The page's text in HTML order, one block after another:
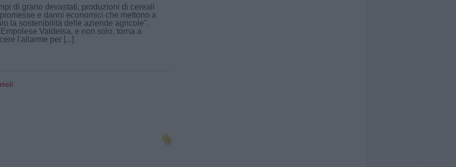
di grano devastati, produzioni di cereali
e danni economici che mettono a
la sostenibilità delle aziende agricole".
Valdelsa, e non solo, torna a
l'allarme per [...]